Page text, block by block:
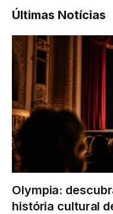
Últimas Notícias
Olympia:
história cultural